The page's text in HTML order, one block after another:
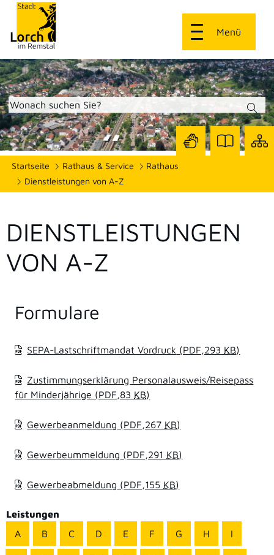
Menü
Startseite Rathaus & Service
Rathaus
Dienstleistungen von A-Z
Seite
DIENSTLEISTUNGEN
VON A-Z
Formulare
SEPA-Lastschriftmandat Vordruck (PDF,293 KB)
Zustimmungserklärung Personalausweis/Reisepass
für Minderjährige (PDF,83 KB)
Gewerbeanmeldung (PDF,267 KB)
Gewerbeummeldung (PDF,291 KB)
Gewerbeabmeldung (PDF,155 KB)
Leistungen
A
B C D E F G H I